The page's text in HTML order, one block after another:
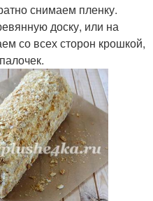
снимаем пленку.
доску, или на
со всех сторон крошкой,